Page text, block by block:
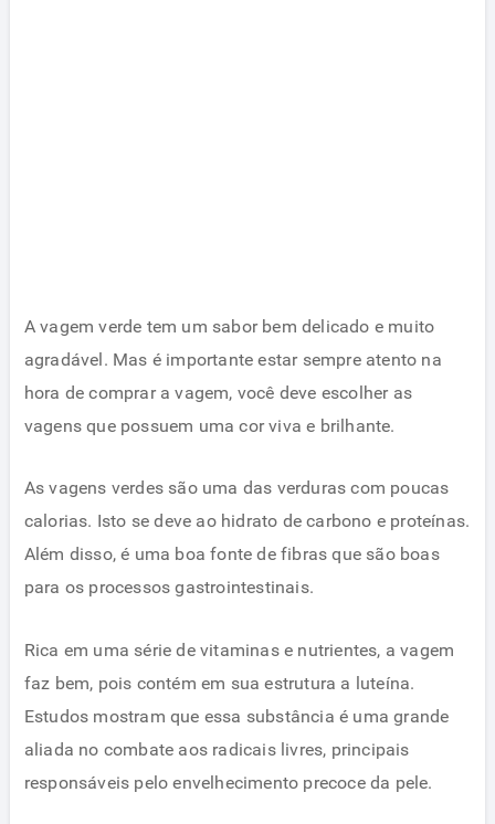
A vagem verde tem um sabor bem delicado e muito
agradável. Mas é importante estar sempre atento na
hora de comprar a vagem, você deve escolher as
vagens que possuem uma cor viva e brilhante.
As vagens verdes são uma das verduras com poucas
calorias. Isto se deve ao hidrato de carbono e proteínas.
Além disso, é uma boa fonte de fibras que são boas
para os processos gastrointestinais.
Rica em uma série de vitaminas e nutrientes, a vagem
faz bem, pois contém em sua estrutura a luteína.
Estudos mostram que essa substância é uma grande
aliada no combate aos radicais livres, principais
responsáveis pelo envelhecimento precoce da pele.